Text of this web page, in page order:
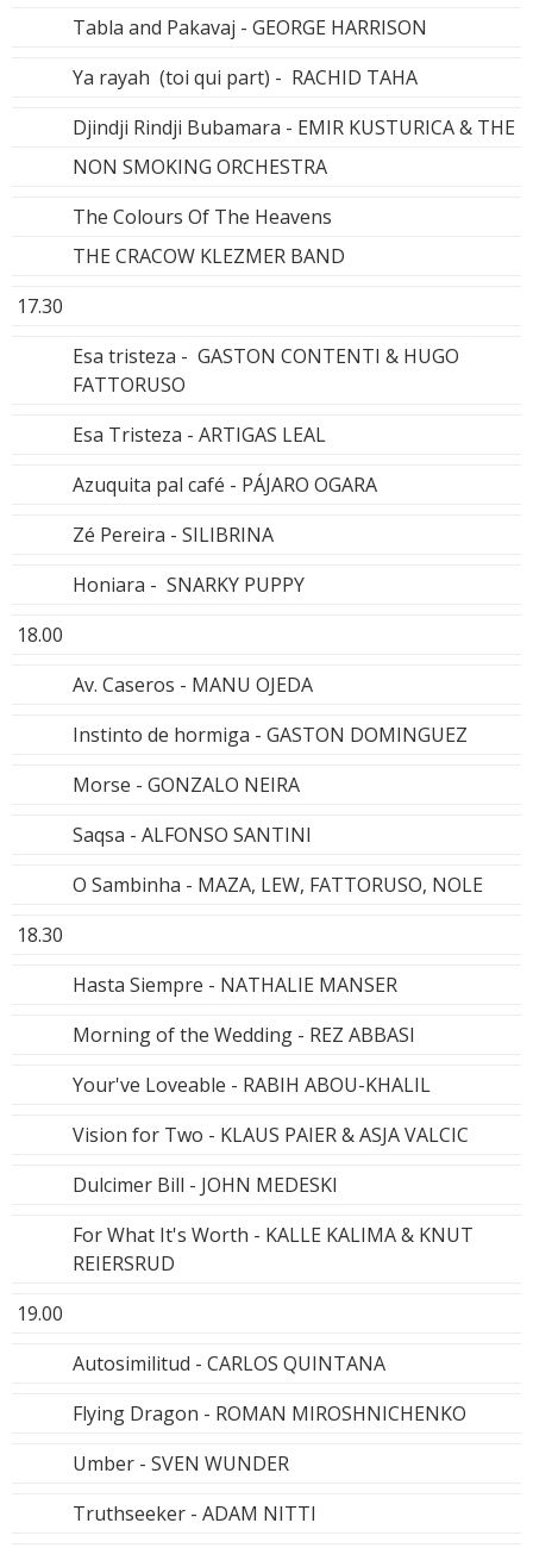
Tabla and Pakavaj - GEORGE HARRISON
Ya rayah (toi qui part) - RACHID TAHA
Djindji Rindji Bubamara - EMIR KUSTURICA & THE
NON SMOKING ORCHESTRA
The Colours Of The Heavens
THE CRACOW KLEZMER BAND
17.30
Esa tristeza - GASTON CONTENTI & HUGO
FATTORUSO
Esa Tristeza - ARTIGAS LEAL
Azuquita pal café - PÁJARO OGARA
Zé Pereira - SILIBRINA
Honiara - SNARKY PUPPY
18.00
Av. Caseros - MANU OJEDA
Instinto de hormiga - GASTON DOMINGUEZ
Morse - GONZALO NEIRA
Saqsa - ALFONSO SANTINI
O Sambinha - MAZA, LEW, FATTORUSO, NOLE
18.30
Hasta Siempre - NATHALIE MANSER
Morning of the Wedding - REZ ABBASI
Your've Loveable - RABIH ABOU-KHALIL
Vision for Two - KLAUS PAIER & ASJA VALCIC
Dulcimer Bill - JOHN MEDESKI
For What It's Worth - KALLE KALIMA & KNUT
REIERSRUD
19.00
Autosimilitud - CARLOS QUINTANA
Flying Dragon - ROMAN MIROSHNICHENKO
Umber - SVEN WUNDER
Truthseeker - ADAM NITTI